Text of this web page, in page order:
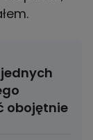
obojętnie